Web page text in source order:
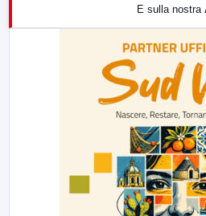
E sulla nostra